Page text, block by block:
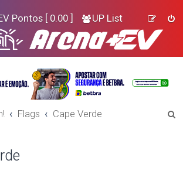
Pontos [ 0.00 ] UP List
Flags Cape Verde